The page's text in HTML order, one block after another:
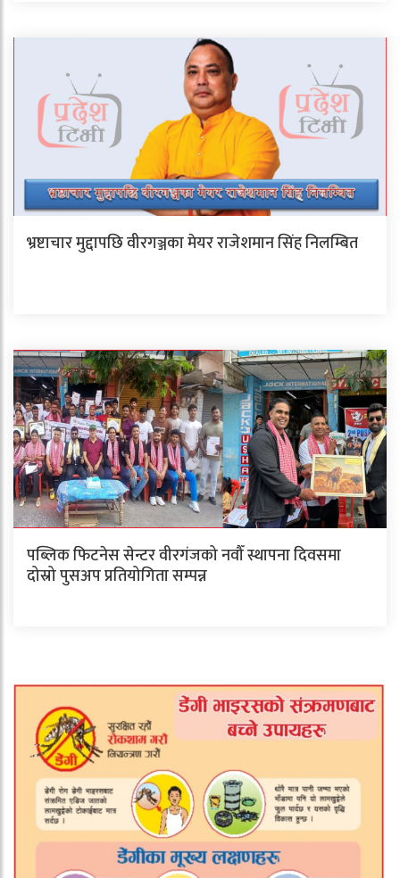
भ्रष्टाचार मुद्दापछि वीरगञ्जका मेयर राजेशमान सिंह निलम्बित
पब्लिक फिटनेस सेन्टर वीरगंजको नवौँ स्थापना दिवसमा
दोस्रो पुसअप प्रतियोगिता सम्पन्न